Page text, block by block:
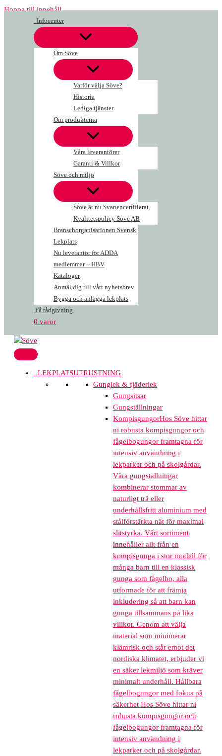
Hoppa till innehåll
Infocenter
Om Söve
Varför välja Söve?
Historia
Lediga tjänster
Om produkterna
Våra leverantörer
Garanti & Villkor
Söve och miljö
Söve är nu Svanencertifierat
Kvalitetspolicy Söve AB
Branschorganisationen Svensk
Lekplats
Nu leverantör för ADDA
medlemmar + HBV
Kataloger
Anmäl dig till vårt nyhetsbrev
Bygga och anlägga lekplats
Få rådgivning
0 varor
LEKPLATSUTRUSTNING
Gunglek & fjäderlek
Gungsitsar
Gungställningar
KompisgungorHos Söve hittar
ni robusta kompisgungor och
fågelbogungor framtagna för
intensiv användning i
lekparker och på skolgårdar.
Våra gungställningar
kombinerar stommar av
naturligt trä eller
underhållsfritt aluminium med
stålförstärkta nät för maximal
slitstyrka. Vårt sortiment
innehåller allt från en
kompisgunga i stor modell för
många barn till en klassisk
gunga som fågelbo, alla
utformade för att främja
inkludering så att barn kan
gunga tillsammans på lika
villkor. Genom att välja
material som minimerar
klämrisk och står emot det
nordiska klimatet, erbjuder vi
en säker lekmiljö som kräver
minimalt underhåll. Hållbara
fågelbogungor med fokus på
säkerhet Hos Söve hittar ni
robusta kompisgungor och
fågelbogungor framtagna för
intensiv användning i
lekparker och på skolgårdar.